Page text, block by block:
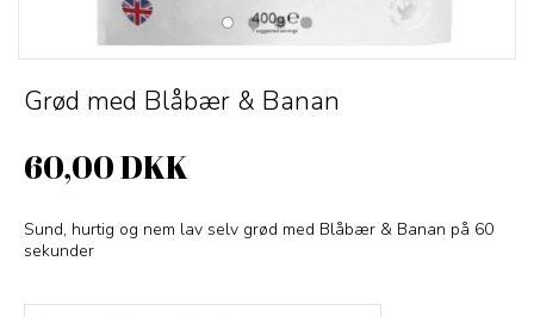
Grød med Blåbær & Banan
60,00 DKK
Sund, hurtig og nem lav selv grød med Blåbær & Banan på 60
sekunder